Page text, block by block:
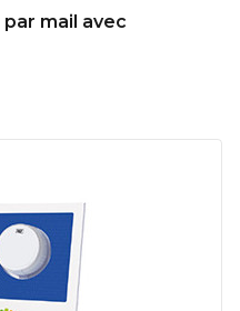
par mail avec